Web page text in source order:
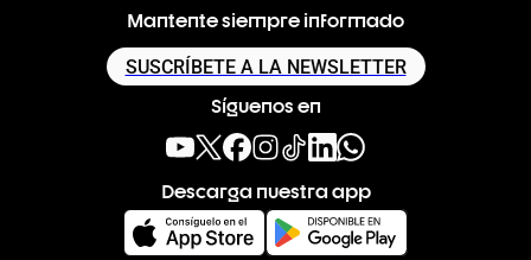
Mantente siempre informado
SUSCRÍBETE A LA NEWSLETTER
Síguenos en
Descarga nuestra app